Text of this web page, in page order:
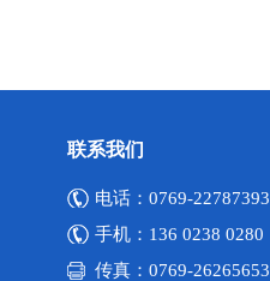
联系我们
电话：0769-22787393
手机：136 0238 0280
传真：0769-26265653